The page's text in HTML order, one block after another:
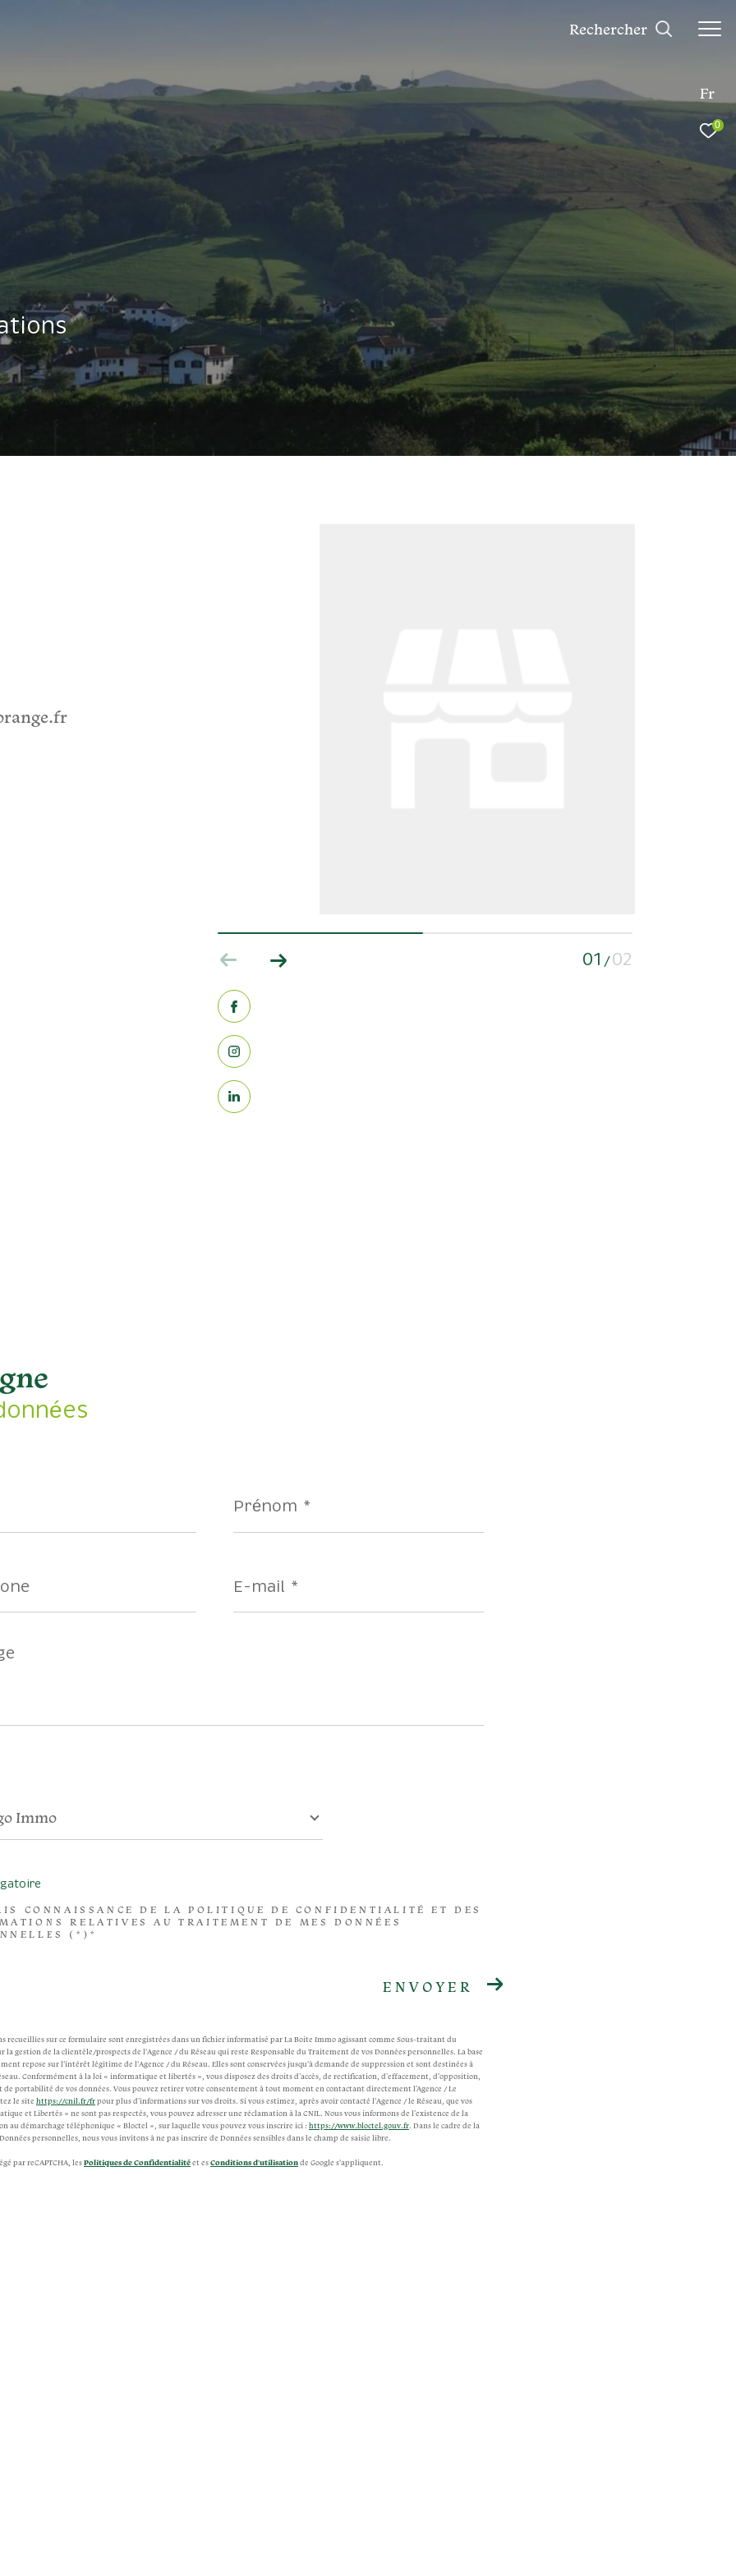
Fr
0
rechercher
01 /02
*
mail
*
Immo
CONNAISSANCE DE LA POLITIQUE DE CONFIDENTIALITÉ ET DES
RELATIVES AU TRAITEMENT DE MES DONNÉES
(*)*
ENVOYER
recueillies sur ce formulaire sont enregistrées dans un fichier informatisé par La Boite Immo agissant comme Sous-traitant du
gestion de la clientèle/prospects de l'Agence / du Réseau qui reste Responsable du Traitement de vos Données personnelles. La base
repose sur l'intérêt légitime de l'Agence / du Réseau. Elles sont conservées jusqu'à demande de suppression et sont destinées à
Conformément à la loi « informatique et libertés », vous disposez des droits d’accès, de rectification, d’effacement, d’opposition,
portabilité de vos données. Vous pouvez retirer votre consentement à tout moment en contactant directement l’Agence / Le
le site https://cnil.fr/frpour plus d’informations sur vos droits. Si vous estimez, après avoir contacté l'Agence / le Réseau, que vos
et Libertés » ne sont pas respectés, vous pouvez adresser une réclamation à la CNIL. Nous vous informons de l’existence de la
au démarchage téléphonique « Bloctel », sur laquelle vous pouvez vous inscrire ici : https://www.bloctel.gouv.fr. Dans le cadre de la
personnelles, nous vous invitons à ne pas inscrire de Données sensibles dans le champ de saisie libre.
par reCAPTCHA, lesPolitiques de Confidentialitéet esConditions d'utilisationde Google s'appliquent.